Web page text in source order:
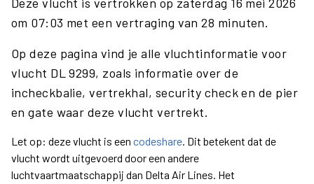
om 07:03 met een vertraging van 28 minuten.
Op deze pagina vind je alle vluchtinformatie voor
vlucht DL 9299, zoals informatie over de
incheckbalie, vertrekhal, security check en de pier
en gate waar deze vlucht vertrekt.
Let op: deze vlucht is een codeshare. Dit betekent dat de
vlucht wordt uitgevoerd door een andere
luchtvaartmaatschappij dan Delta Air Lines. Het